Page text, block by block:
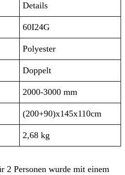
Details
60I24G
Polyester
Doppelt
2000-3000 mm
(200+90)x145x110cm
2,68 kg
2 Personen wurde mit einem